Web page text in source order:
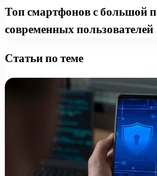
Топ смартфонов с большой
современных пользователей
Статьи по теме